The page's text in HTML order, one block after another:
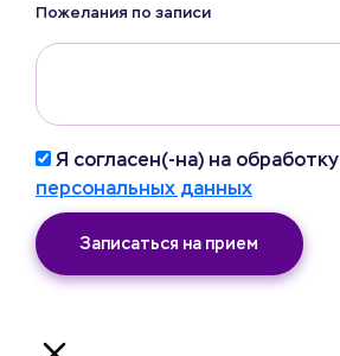
Пожелания по записи
Я согласен(-на) на обработку
персональных данных
Записаться на прием